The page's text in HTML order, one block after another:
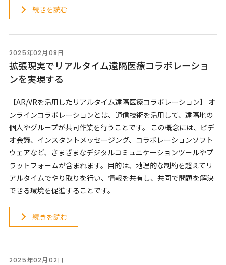
続きを読む
2025年02月08日
拡張現実でリアルタイム遠隔医療コラボレーショ
ンを実現する
【AR/VRを活用したリアルタイム遠隔医療コラボレーション】 オ
ンラインコラボレーションとは、通信技術を活用して、遠隔地の
個人やグループが共同作業を行うことです。 この概念には、ビデ
オ会議、インスタントメッセージング、コラボレーションソフト
ウェアなど、さまざまなデジタルコミュニケーションツールやプ
ラットフォームが含まれます。目的は、地理的な制約を超えてリ
アルタイムでやり取りを行い、情報を共有し、共同で問題を解決
できる環境を促進することです。
続きを読む
2025年02月02日